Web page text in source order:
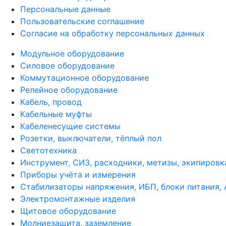
Персональные данные
Пользовательские соглашение
Согласие на обработку персональных данных
Модульное оборудование
Силовое оборудование
Коммутационное оборудование
Релейное оборудование
Кабель, провод
Кабельные муфты
Кабеленесущие системы
Розетки, выключатели, тёплый пол
Светотехника
Инструмент, СИЗ, расходники, метизы,
Приборы учёта и измерения
Стабилизаторы напряжения, ИБП, блоки питания,
Электромонтажные изделия
Щитовое оборудование
Молниезащита, заземление